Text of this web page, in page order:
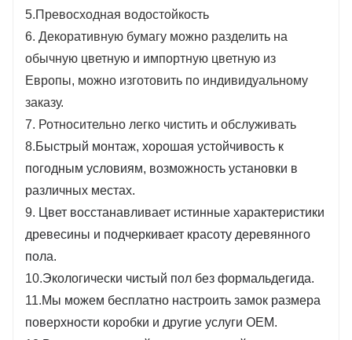
5.Превосходная водостойкость
6. Декоративную бумагу можно разделить на
обычную цветную и импортную цветную из
Европы, можно изготовить по индивидуальному
заказу.
7. Ротносительно легко чистить и обслуживать
8.Быстрый монтаж, хорошая устойчивость к
погодным условиям, возможность установки в
различных местах.
9. Цвет восстанавливает истинные характеристики
древесины и подчеркивает красоту деревянного
пола.
10.Экологически чистый пол без формальдегида.
11.Мы можем бесплатно настроить замок размера
поверхности коробки и другие услуги OEM.